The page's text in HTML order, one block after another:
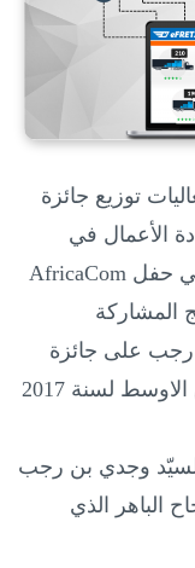
نوفمبر 2017 خلال فعاليات توزيع جائزة
الأعمال في
AfricaCom
المشاركة
رجب على جائزة
الباعث الاجتماعي في افريقيا والشرق الاوسط لسنة 2017
وجدي بن رجب
الباهر الذي